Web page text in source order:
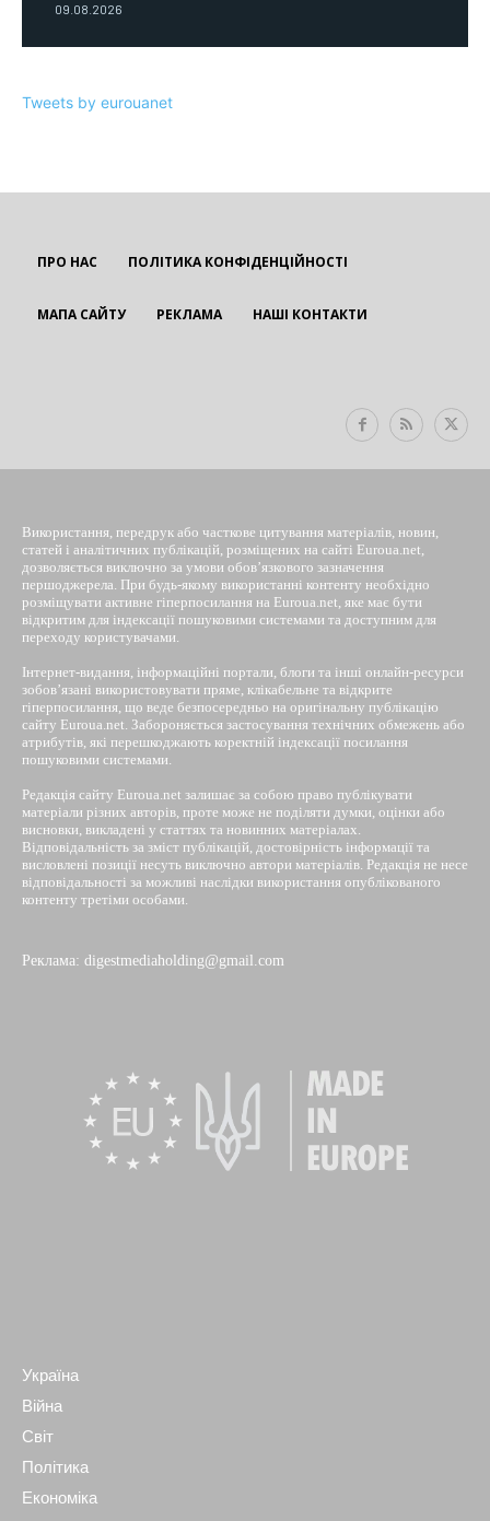
09.08.2026
Tweets by eurouanet
ПРО НАС ПОЛІТИКА КОНФІДЕНЦІЙНОСТІ
МАПА САЙТУ РЕКЛАМА НАШІ КОНТАКТИ
Використання, передрук або часткове цитування матеріалів, новин,
статей і аналітичних публікацій, розміщених на сайті Euroua.net,
дозволяється виключно за умови обов’язкового зазначення
першоджерела. При будь-якому використанні контенту необхідно
розміщувати активне гіперпосилання на Euroua.net, яке має бути
відкритим для індексації пошуковими системами та доступним для
переходу користувачами.
Інтернет-видання, інформаційні портали, блоги та інші онлайн-ресурси
зобов’язані використовувати пряме, клікабельне та відкрите
гіперпосилання, що веде безпосередньо на оригінальну публікацію
сайту Euroua.net. Забороняється застосування технічних обмежень або
атрибутів, які перешкоджають коректній індексації посилання
пошуковими системами.
Редакція сайту Euroua.net залишає за собою право публікувати
матеріали різних авторів, проте може не поділяти думки, оцінки або
висновки, викладені у статтях та новинних матеріалах.
Відповідальність за зміст публікацій, достовірність інформації та
висловлені позиції несуть виключно автори матеріалів. Редакція не несе
відповідальності за можливі наслідки використання опублікованого
контенту третіми особами.
Реклама: digestmediaholding@gmail.com
Україна
Війна
Світ
Політика
Економіка